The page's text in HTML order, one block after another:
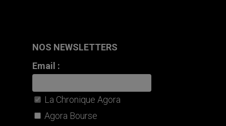
NOS NEWSLETTERS
Email :
La Chronique Agora
Agora Bourse